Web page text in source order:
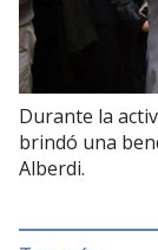
Durante la
brindó una
Alberdi.